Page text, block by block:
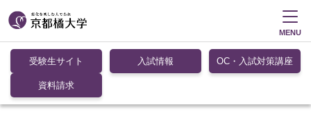
MENU
受験生サイト 入試情報 OC・入試対策講座
資料請求